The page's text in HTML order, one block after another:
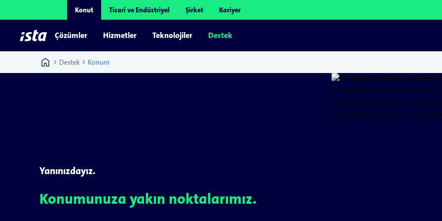
Konut Ticari ve Endüstriyel Şirket Kariyer
Çözümler Hizmetler Teknolojiler Destek
home chevron_right Destek chevron_right Konum
Yanınızdayız.
Konumunuza yakın noktalarımız.